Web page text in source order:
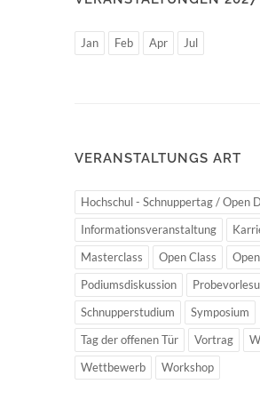
Jan Feb Apr Jul
VERANSTALTUNGS ART
Hochschul - Schnuppertag / Open
Informationsveranstaltung
Masterclass
Open Class
Podiumsdiskussion
Schnupperstudium
Symposium
Tag der offenen Tür
Vortrag
Wettbewerb
Workshop